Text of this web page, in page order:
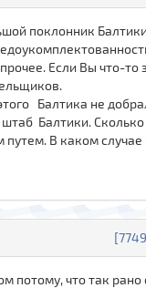
поклонник
Если Вы что-то
Балтика не
Балтики.
В каком случае
потому, что так рано